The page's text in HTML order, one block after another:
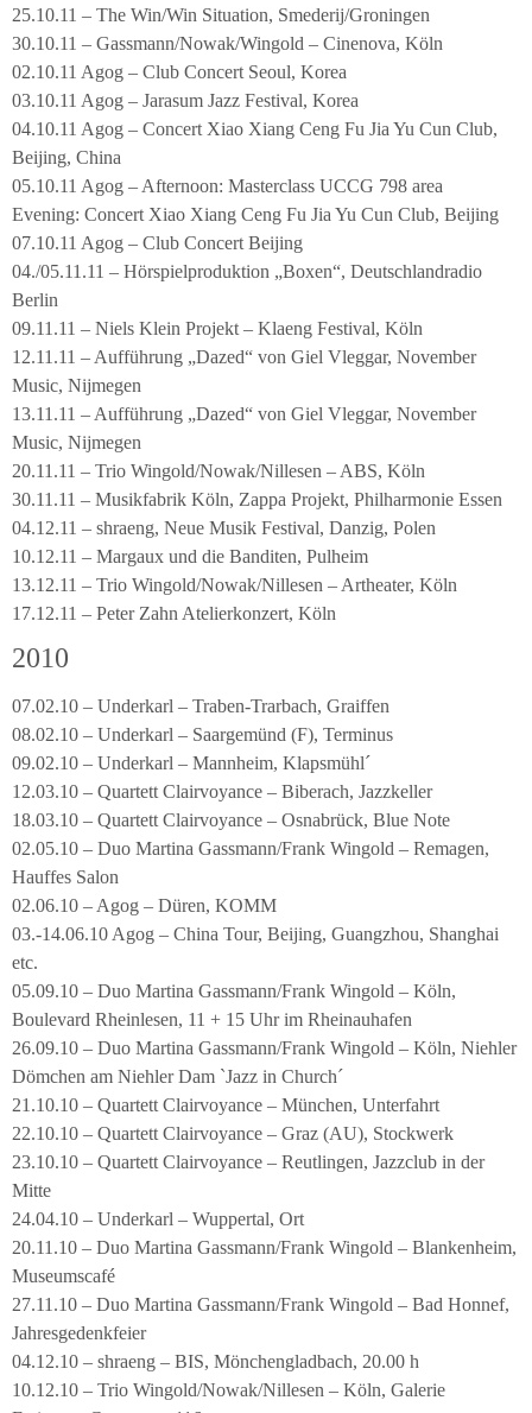
25.10.11 – The Win/Win Situation, Smederij/Groningen
30.10.11 – Gassmann/Nowak/Wingold – Cinenova, Köln
02.10.11 Agog – Club Concert Seoul, Korea
03.10.11 Agog – Jarasum Jazz Festival, Korea
04.10.11 Agog – Concert Xiao Xiang Ceng Fu Jia Yu Cun Club,
Beijing, China
05.10.11 Agog – Afternoon: Masterclass UCCG 798 area
Evening: Concert Xiao Xiang Ceng Fu Jia Yu Cun Club, Beijing
07.10.11 Agog – Club Concert Beijing
04./05.11.11 – Hörspielproduktion „Boxen“, Deutschlandradio
Berlin
09.11.11 – Niels Klein Projekt – Klaeng Festival, Köln
12.11.11 – Aufführung „Dazed“ von Giel Vleggar, November
Music, Nijmegen
13.11.11 – Aufführung „Dazed“ von Giel Vleggar, November
Music, Nijmegen
20.11.11 – Trio Wingold/Nowak/Nillesen – ABS, Köln
30.11.11 – Musikfabrik Köln, Zappa Projekt, Philharmonie Essen
04.12.11 – shraeng, Neue Musik Festival, Danzig, Polen
10.12.11 – Margaux und die Banditen, Pulheim
13.12.11 – Trio Wingold/Nowak/Nillesen – Artheater, Köln
17.12.11 – Peter Zahn Atelierkonzert, Köln
2010
07.02.10 – Underkarl – Traben-Trarbach, Graiffen
08.02.10 – Underkarl – Saargemünd (F), Terminus
09.02.10 – Underkarl – Mannheim, Klapsmühl´
12.03.10 – Quartett Clairvoyance – Biberach, Jazzkeller
18.03.10 – Quartett Clairvoyance – Osnabrück, Blue Note
02.05.10 – Duo Martina Gassmann/Frank Wingold – Remagen,
Hauffes Salon
02.06.10 – Agog – Düren, KOMM
03.-14.06.10 Agog – China Tour, Beijing, Guangzhou, Shanghai
etc.
05.09.10 – Duo Martina Gassmann/Frank Wingold – Köln,
Boulevard Rheinlesen, 11 + 15 Uhr im Rheinauhafen
26.09.10 – Duo Martina Gassmann/Frank Wingold – Köln, Niehler
Dömchen am Niehler Dam `Jazz in Church´
21.10.10 – Quartett Clairvoyance – München, Unterfahrt
22.10.10 – Quartett Clairvoyance – Graz (AU), Stockwerk
23.10.10 – Quartett Clairvoyance – Reutlingen, Jazzclub in der
Mitte
24.04.10 – Underkarl – Wuppertal, Ort
20.11.10 – Duo Martina Gassmann/Frank Wingold – Blankenheim,
Museumscafé
27.11.10 – Duo Martina Gassmann/Frank Wingold – Bad Honnef,
Jahresgedenkfeier
04.12.10 – shraeng – BIS, Mönchengladbach, 20.00 h
10.12.10 – Trio Wingold/Nowak/Nillesen – Köln, Galerie